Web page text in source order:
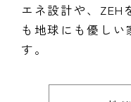
エネ設計や、ZEH
も地球にも優しい
す。